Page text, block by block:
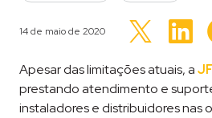
Publicado em
14 de maio de 2020 Clique
compartilhar
Twitter(abre
em
janela)
em
Apesar das limitações atuais, a
prestando atendimento e
instaladores e distribuidores nas